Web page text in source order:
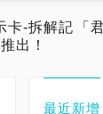
卡-拆解記
出！
「
最近新增